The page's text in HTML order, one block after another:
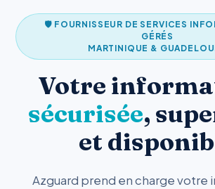
🛡️ FOURNISSEUR DE SERVICES
GÉRÉS
MARTINIQUE &
Votre
sécurisée,
et
Azguard prend en charge votre